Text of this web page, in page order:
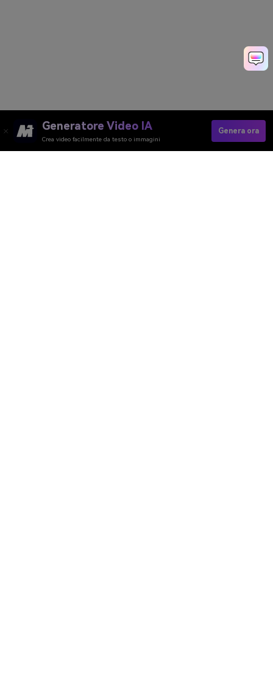
Generatore Video IA
Crea video facilmente da testo o immagini
Genera ora